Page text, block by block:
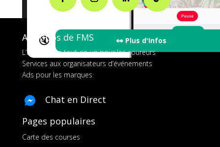
🔇 👀 Plus d'Infos
A propos de FMS
L’application tout-en-un pour les coureurs
Services aux organisateurs d’événements
Ads pour les marques
Chat en Direct
Pages populaires
Carte des courses